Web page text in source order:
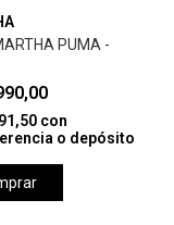
PUMA -
con
o depósito